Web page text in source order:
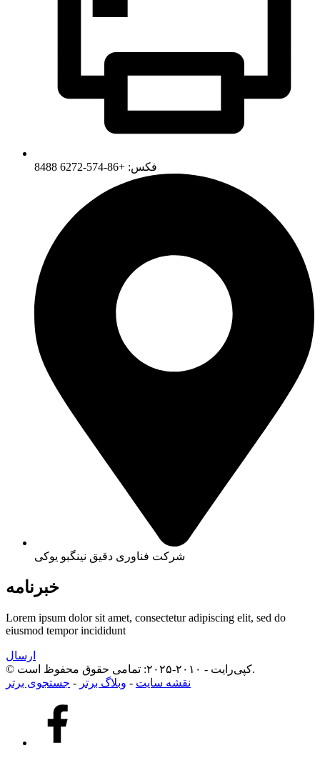
فکس: +86-574-6272 8488
شرکت فناوری دقیق نینگبو یوکی
خبرنامه
Lorem ipsum dolor sit amet, consectetur adipiscing elit, sed do
eiusmod tempor incididunt
ارسال
© کپی‌رایت - ۲۰۱۰-۲۰۲۵: تمامی حقوق محفوظ است.
نقشه سایت - وبلاگ برتر - جستجوی برتر